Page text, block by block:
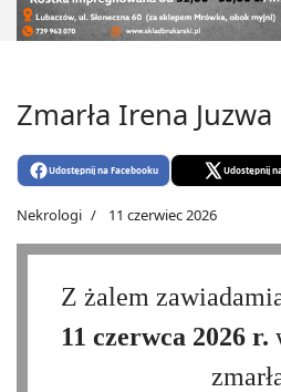
Zmarła Irena
Udostępnij na Facebooku Udostępnij
Nekrologi 11 czerwiec 2026
Z żalem
11 czerwca 2026 r.